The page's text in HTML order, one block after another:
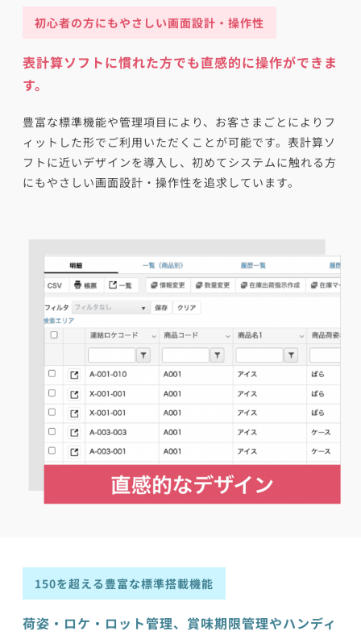
初心者の方にもやさしい画面設計・操作性
表計算ソフトに慣れた方でも直感的に操作ができま
す。
豊富な標準機能や管理項目により、お客さまごとによりフ
ィットした形でご利用いただくことが可能です。表計算ソ
フトに近いデザインを導入し、初めてシステムに触れる方
にもやさしい画面設計・操作性を追求しています。
150を超える豊富な標準搭載機能
荷姿・ロケ・ロット管理、賞味期限管理やハンディ